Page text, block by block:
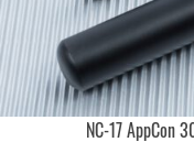
NC-17 AppCon